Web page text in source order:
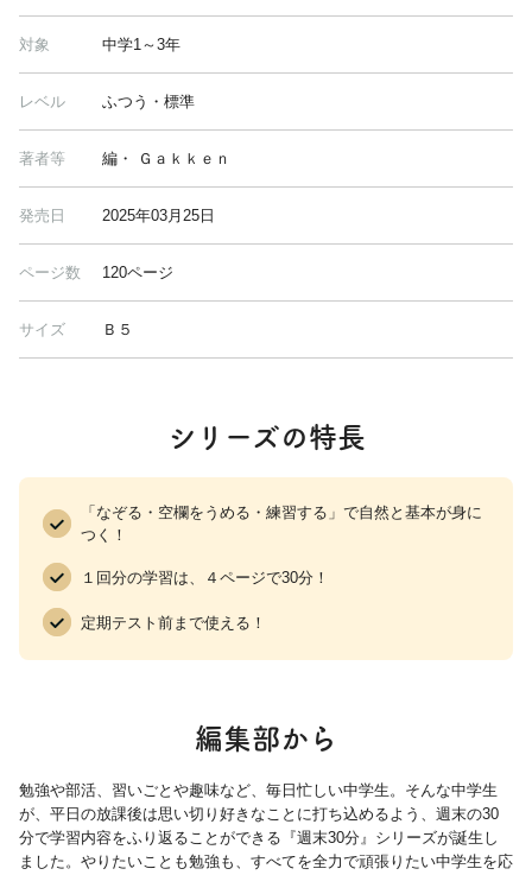
対象 中学1～3年
レベル ふつう・標準
著者等 編・ Ｇａｋｋｅｎ
発売日 2025年03月25日
ページ数 120ページ
サイズ Ｂ５
シリーズの特長
「なぞる・空欄をうめる・練習する」で自然と基本が身に
つく！
１回分の学習は、４ページで30分！
定期テスト前まで使える！
編集部から
勉強や部活、習いごとや趣味など、毎日忙しい中学生。そんな中学生
が、平日の放課後は思い切り好きなことに打ち込めるよう、週末の30
分で学習内容をふり返ることができる『週末30分』シリーズが誕生し
ました。やりたいことも勉強も、すべてを全力で頑張りたい中学生を応